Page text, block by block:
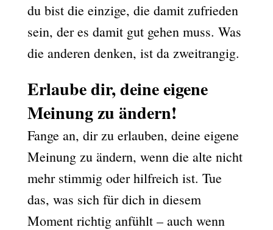
du bist die einzige, die damit zufrieden
sein, der es damit gut gehen muss. Was
die anderen denken, ist da zweitrangig.
Erlaube dir, deine eigene
Meinung zu ändern!
Fange an, dir zu erlauben, deine eigene
Meinung zu ändern, wenn die alte nicht
mehr stimmig oder hilfreich ist. Tue
das, was sich für dich in diesem
Moment richtig anfühlt – auch wenn